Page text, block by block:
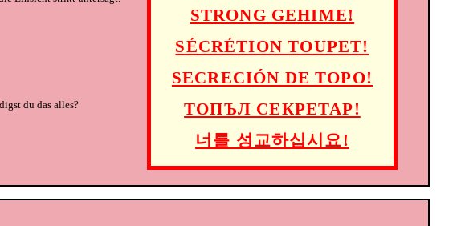
STRONG GEHIME!
SÉCRÉTION TOUPET!
SECRECIÓN DE TOPO!
ТОПЪЛ СЕКРЕТАР!
너를 성교하십시요!
du das alles?